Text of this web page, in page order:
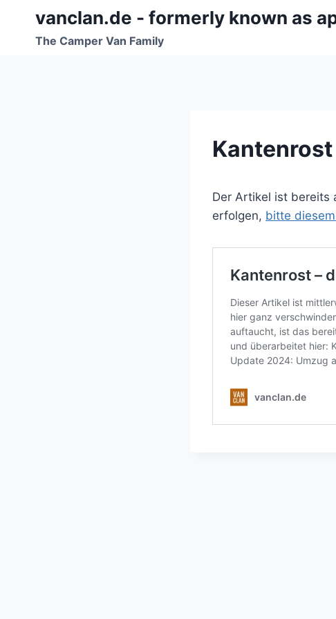
springen
vanclan.de - formerly known as
The Camper Van Family
Kantenrost
Der Artikel ist bereits
erfolgen, bitte